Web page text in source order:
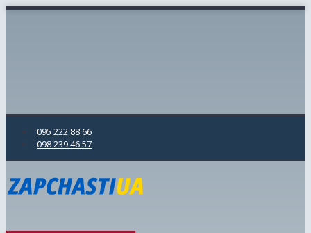
095 222 88 66
098 239 46 57